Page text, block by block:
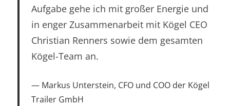
Aufgabe gehe ich mit großer Energie und
in enger Zusammenarbeit mit Kögel CEO
Christian Renners sowie dem gesamten
Kögel-Team an.
Markus Unterstein, CFO und COO der Kögel
Trailer GmbH